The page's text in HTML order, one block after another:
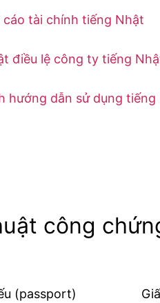
cáo tài chính tiếng Nhật
điều lệ công ty tiếng
hướng dẫn sử dụng tiếng
công
(passport)